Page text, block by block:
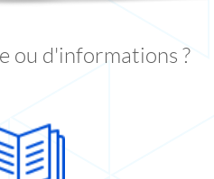
ou d'informations ?